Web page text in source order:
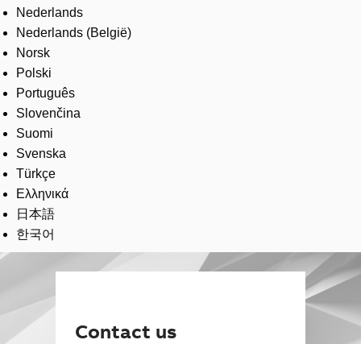
Nederlands
Nederlands (België)
Norsk
Polski
Português
Slovenčina
Suomi
Svenska
Türkçe
Ελληνικά
日本語
한국어
Contact us